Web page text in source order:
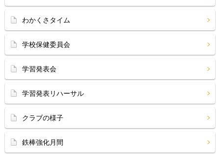
わかくさタイム
学校保健委員会
学習発表会
学習発表リハーサル
クラブの様子
鉄棒強化月間